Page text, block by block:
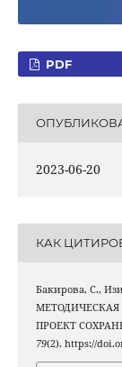
PDF
2023-06-20
КАК
Бакирова, С.,
МЕТОДИЧЕСКАЯ
ПРОЕКТ
79(2). https://